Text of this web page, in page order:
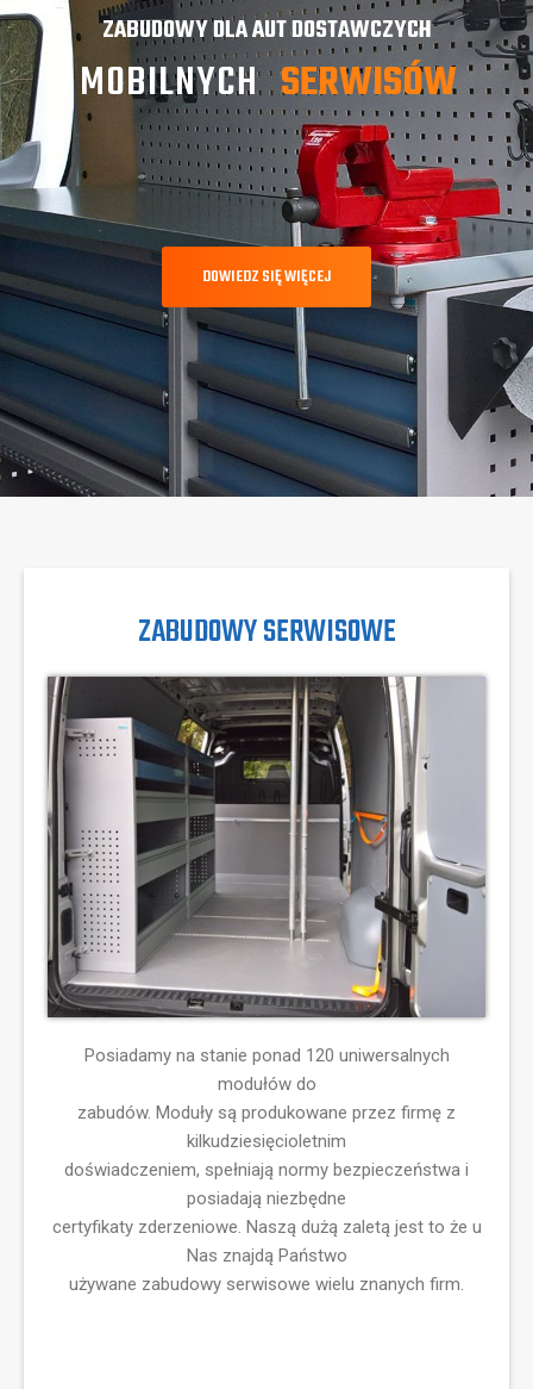
ZABUDOWY DLA AUT DOSTAWCZYCH
I MOBILNYCH SERWISÓW
DOWIEDZ SIĘ WIĘCEJ
ZABUDOWY SERWISOWE
Posiadamy na stanie ponad 120 uniwersalnych
modułów do
zabudów. Moduły są produkowane przez firmę z
kilkudziesięcioletnim
doświadczeniem, spełniają normy bezpieczeństwa i
posiadają niezbędne
certyfikaty zderzeniowe. Naszą dużą zaletą jest to że u
Nas znajdą Państwo
używane zabudowy serwisowe wielu znanych firm.